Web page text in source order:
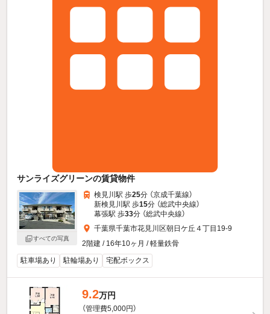
サンライズグリーンの賃貸物件
すべての写真
検見川駅 歩25分 （京成千葉線）
新検見川駅 歩15分 （総武中央線）
幕張駅 歩33分 （総武中央線）
千葉県千葉市花見川区朝日ケ丘４丁目19-9
2階建 / 16年10ヶ月 / 軽量鉄骨
駐車場あり
駐輪場あり 宅配ボックス
9.2万円
（管理費5,000円）